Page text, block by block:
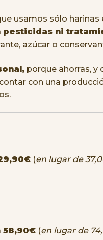
usamos sólo harinas
pesticidas ni
azúcar o
porque ahorras, y
con una
(en lugar de
58,90€(en lugar de